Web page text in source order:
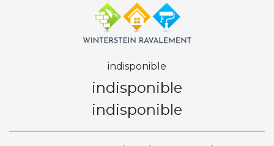
indisponible
indisponible
indisponible